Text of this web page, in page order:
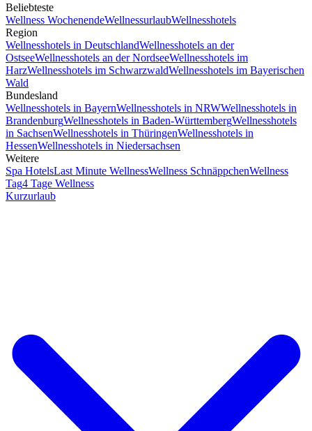
Beliebteste
Wellness WochenendeWellnessurlaubWellnesshotels
Region
Wellnesshotels in DeutschlandWellnesshotels an der
OstseeWellnesshotels an der NordseeWellnesshotels im
HarzWellnesshotels im SchwarzwaldWellnesshotels im Bayerischen
Wald
Bundesland
Wellnesshotels in BayernWellnesshotels in NRWWellnesshotels in
BrandenburgWellnesshotels in Baden-WürttembergWellnesshotels
in SachsenWellnesshotels in ThüringenWellnesshotels in
HessenWellnesshotels in Niedersachsen
Weitere
Spa HotelsLast Minute WellnessWellness SchnäppchenWellness
Tag4 Tage Wellness
Kurzurlaub